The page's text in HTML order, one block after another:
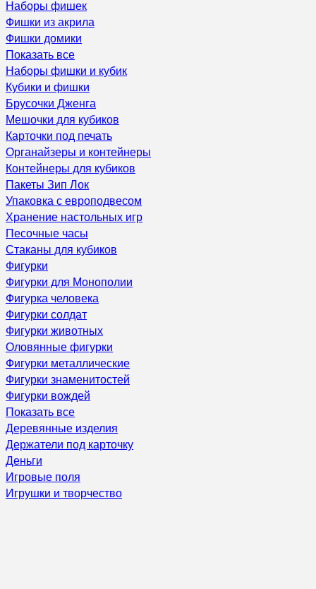
Наборы фишек
Фишки из акрила
Фишки домики
Показать все
Наборы фишки и кубик
Кубики и фишки
Брусочки Дженга
Мешочки для кубиков
Карточки под печать
Органайзеры и контейнеры
Контейнеры для кубиков
Пакеты Зип Лок
Упаковка с европодвесом
Хранение настольных игр
Песочные часы
Стаканы для кубиков
Фигурки
Фигурки для Монополии
Фигурка человека
Фигурки солдат
Фигурки животных
Оловянные фигурки
Фигурки металлические
Фигурки знаменитостей
Фигурки вождей
Показать все
Деревянные изделия
Держатели под карточку
Деньги
Игровые поля
Игрушки и творчество